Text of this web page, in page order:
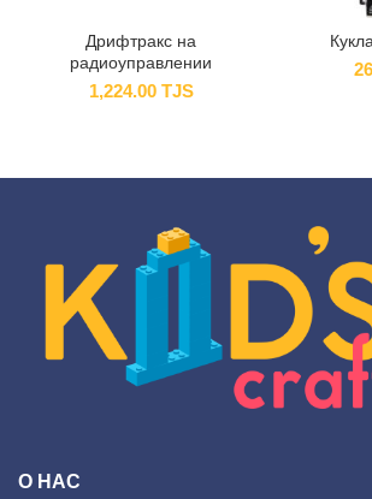
Дрифтракс на
радиоуправлении
1,224.00 TJS
О НАС